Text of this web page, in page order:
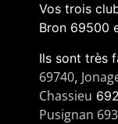
Vos trois
Bron 69500
Ils sont très
69740,
Chassieu
Pusignan